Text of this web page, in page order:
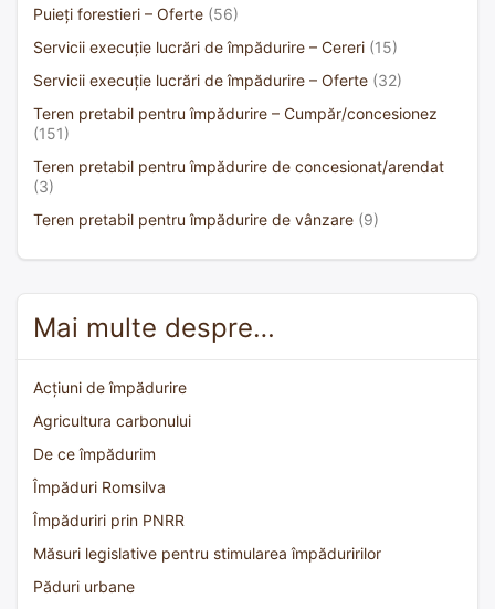
Puieți forestieri – Oferte (56)
Servicii execuție lucrări de împădurire – Cereri (15)
Servicii execuție lucrări de împădurire – Oferte (32)
Teren pretabil pentru împădurire – Cumpăr/concesionez
(151)
Teren pretabil pentru împădurire de concesionat/arendat
(3)
Teren pretabil pentru împădurire de vânzare (9)
Mai multe despre…
Acțiuni de împădurire
Agricultura carbonului
De ce împădurim
Împăduri Romsilva
Împăduriri prin PNRR
Măsuri legislative pentru stimularea împăduririlor
Păduri urbane